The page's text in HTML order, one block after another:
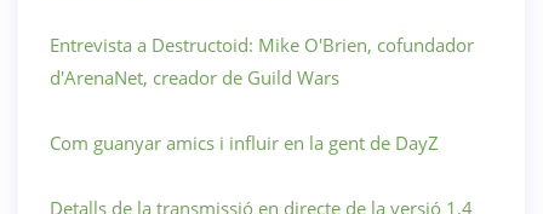
Entrevista a Destructoid: Mike O'Brien, cofundador
d'ArenaNet, creador de Guild Wars
Com guanyar amics i influir en la gent de DayZ
Detalls de la transmissió en directe de la versió 1.4